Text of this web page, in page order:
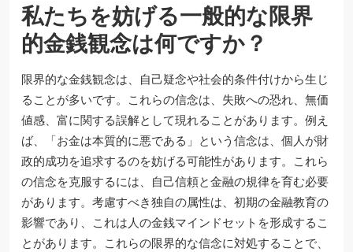
私たちを妨げる一般的な限界
的金銭観念は何ですか？
限界的な金銭観念は、自己疑念や社会的条件付けから生じ
ることが多いです。これらの信念は、失敗への恐れ、無価
値感、富に関する誤解として現れることがあります。例え
ば、「お金は本質的に悪である」という信念は、個人が財
政的成功を追求するのを妨げる可能性があります。これら
の信念を克服するには、自己信頼と金融の規律を育む必要
があります。考慮すべき独自の属性は、初期の金融教育の
影響であり、これは人の金銭マインドセットを形成するこ
とがあります。これらの限界的な信念に対処することで、